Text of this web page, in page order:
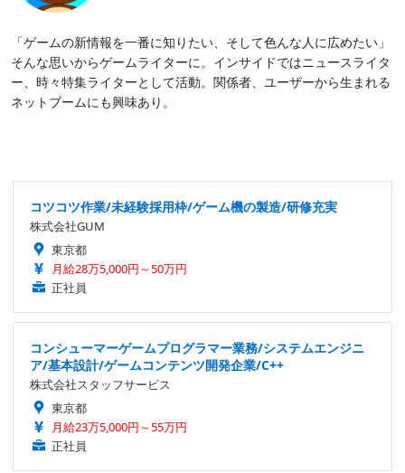
「ゲームの新情報を一番に知りたい、そして色んな人に広めたい」
そんな思いからゲームライターに。インサイドではニュースライタ
ー、時々特集ライターとして活動。関係者、ユーザーから生まれる
ネットブームにも興味あり。
コツコツ作業/未経験採用枠/ゲーム機の製造/研修充実
株式会社GUM
東京都
月給28万5,000円～50万円
正社員
コンシューマーゲームプログラマー業務/システムエンジニ
ア/基本設計/ゲームコンテンツ開発企業/C++
株式会社スタッフサービス
東京都
月給23万5,000円～55万円
正社員